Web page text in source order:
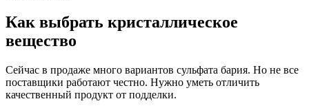
Как выбрать кристаллическое
вещество
Сейчас в продаже много вариантов сульфата бария. Но не все
поставщики работают честно. Нужно уметь отличить
качественный продукт от подделки.